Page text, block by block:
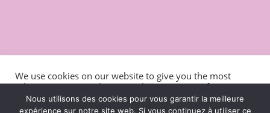
CONTACT
Conditions générales de vente
Mentions légales et politique de confidentialité
Livraisons
charte de protection des données personnelles
We use cookies on our website to give you the most
relevant experience by remembering your preferences
and repeat visits. By clicking “Accept”, you consent to the
use of ALL the cookies.
Nous utilisons des cookies pour vous garantir la meilleure
expérience sur notre site web. Si vous continuez à utiliser ce